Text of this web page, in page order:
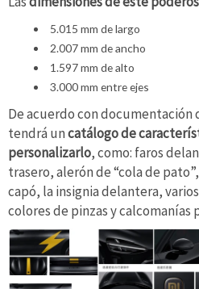
5.015 mm de largo
2.007 mm de ancho
1.597 mm de alto
3.000 mm entre ejes
De acuerdo con documentación
tendrá uncatálogo de
personalizarlo, como: faros
trasero, alerón de “cola de
capó, la insignia delantera,
colores de pinzas y calcomanías